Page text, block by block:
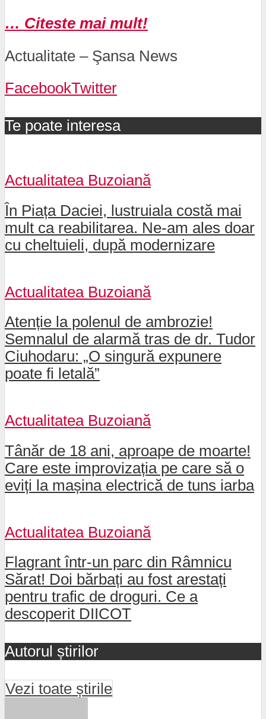
… Citeste mai mult!
Actualitate – Şansa News
FacebookTwitter
Te poate interesa
Actualitatea Buzoiană
În Piața Daciei, lustruiala costă mai
mult ca reabilitarea. Ne-am ales doar
cu cheltuieli, după modernizare
Actualitatea Buzoiană
Atenție la polenul de ambrozie!
Semnalul de alarmă tras de dr. Tudor
Ciuhodaru: „O singură expunere
poate fi letală”
Actualitatea Buzoiană
Tânăr de 18 ani, aproape de moarte!
Care este improvizația pe care să o
eviți la mașina electrică de tuns iarba
Actualitatea Buzoiană
Flagrant într-un parc din Râmnicu
Sărat! Doi bărbați au fost arestați
pentru trafic de droguri. Ce a
descoperit DIICOT
Autorul știrilor
Vezi toate știrile